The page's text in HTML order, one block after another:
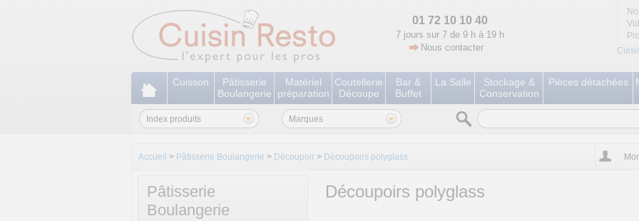
01 72 10 10 40
7 jours sur 7 de 9 h à 19 h
Nous contacter
Cuisson
Pâtisserie
Boulangerie
Matériel
préparation
Coutellerie
Découpe
Bar &
Buffet
La Salle
Stockage &
Conservation
Pièces détachées
Marques
Index produits
Accueil > Pâtisserie Boulangerie > Découpoir > Découpoirs polyglass
Pâtisserie
Boulangerie
Découpoirs polyglass